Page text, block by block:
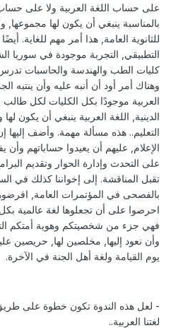
على حساب اللغة العربية ولا على حساب
بالمناسبة ينبغي أن يكون لها مجموعها,
للثانوية العامة, هذا أمر مهم للغاية.
التطبيقي, التجربة موجودة في سوريا
كليات الطب والهندسة والحاسبات تدرس
وهناك أمر أود أن أنبه عليه وأن ينتبه
العربية موجودًا بكل الكليات لكل طالب
الدينية, اللغة العربية ينبغي أن يكون
التعليم.. هذه مسألة مهمة. وأضف إليها
الإعلام, عليهم أن يعيدوا حساباتهم
على التحدث وإدارة الحوار وتقديم
تقبل المناقشة. إلى إخواننا كذلك في
بالفصحى في المؤتمرات العامة,
احرصوا على أن تجعلوها لغة عالمية
فهي جزء من شخصيتكم وهوية أمتكم
وأن نعود إليها, مخلصين لها, حريصين
يوم القيامة ولغة أهل الجنة في الآخرة.
- لعل هذه الندوة تكون خطوة على طريق
لغتنا العربية..